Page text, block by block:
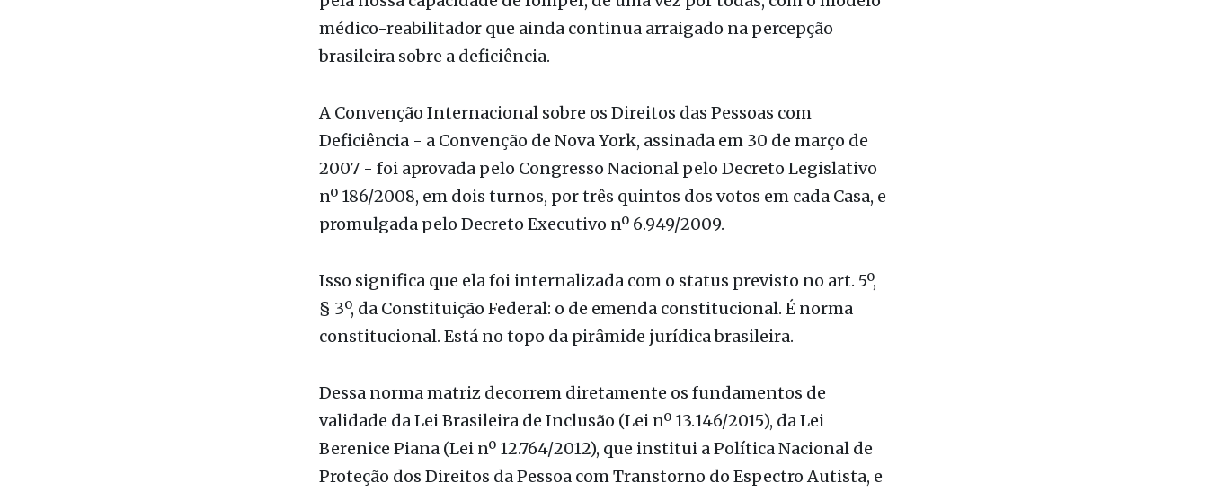
brasileira sobre a deficiência.
A Convenção Internacional sobre os Direitos das Pessoas com
2007 - foi aprovada pelo Congresso Nacional pelo Decreto Legislativo
nº 186/2008, em dois turnos, por três quintos dos votos em cada Casa, e
promulgada pelo Decreto Executivo nº 6.949/2009.
Isso significa que ela foi internalizada com o status previsto no art. 5º,
constitucional. Está no topo da pirâmide jurídica brasileira.
Dessa norma matriz decorrem diretamente os fundamentos de
Berenice Piana (Lei nº 12.764/2012), que institui a Política Nacional de
Proteção dos Direitos da Pessoa com Transtorno do Espectro Autista, e
de todo o microsistema jurídico de proteção da pessoa com deficiência.
Trata-se, assim, de direito constitucional positivo, que vincula o Estado